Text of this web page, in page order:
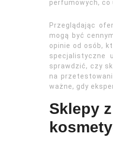
perfumowych, co
Przeglądając
mogą być
opinie od osób,
specjalistyczne
sprawdzić, czy
na
ważne, gdy
Sklepy